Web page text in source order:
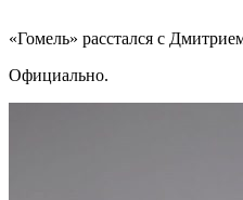
«Гомель» расстался с
Официально.